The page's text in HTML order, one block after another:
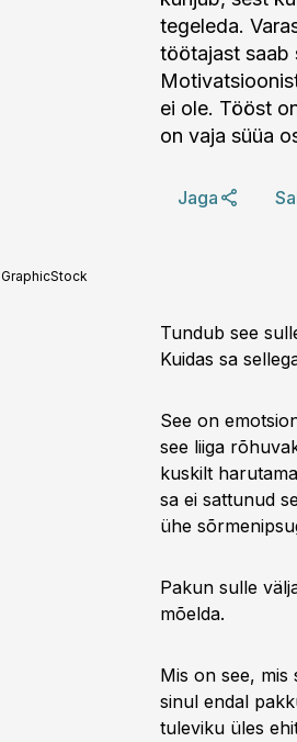
tegeleda.
töötajast saab
ei ole. Tööst
on vaja süüa
Jaga
GraphicStock
Tundub see
Kuidas sa
See on
see liiga
kuskilt
sa ei sattunud
ühe
Pakun sulle
mõelda.
Mis on see,
sinul endal
tuleviku üles